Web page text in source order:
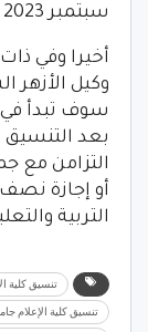
سبتمبر 2023 م.
أخيرا وفي
وكيل الأزهر
سوف تبدأ في
بعد التنسيق
التزامن مع
أو إجازة
التربية
تنسيق كلية
تنسيق كلية الإعلام جامعة